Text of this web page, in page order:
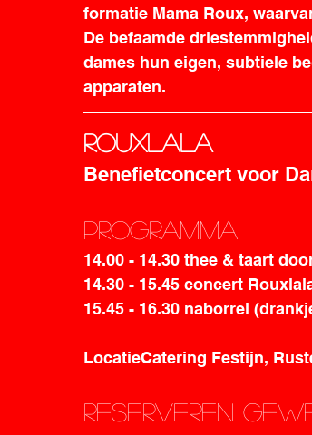
formatie Mama Roux,
De befaamde
dames hun eigen, subtiele
apparaten.
Rouxlala
Benefietconcert voor
Programma
14.00 - 14.30 thee & taart
14.30 - 15.45 concert
15.45 - 16.30 naborrel
LocatieCatering Festijn,
Reserveren